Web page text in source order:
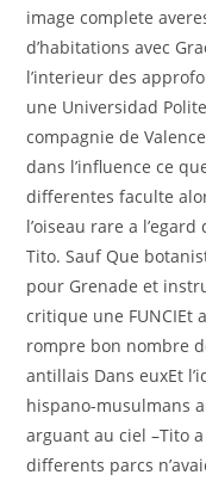
image complete
d’habitations avec
l’interieur des
une Universidad
compagnie de
dans l’influence ce
differentes faculte
l’oiseau rare a
Tito. Sauf Que
pour Grenade et
critique une FUNCIEt
rompre bon nombre
antillais Dans euxEt
hispano-musulmans
arguant au ciel –Tito
differents parcs